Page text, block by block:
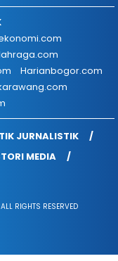
Harianbogor.com
JURNALISTIK
MEDIA
RIGHTS RESERVED